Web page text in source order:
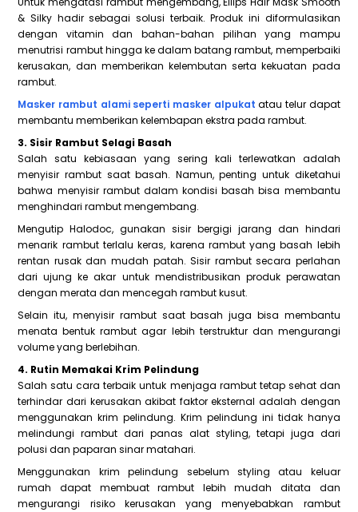
& Silky hadir sebagai solusi terbaik. Produk ini diformulasikan
dengan vitamin dan bahan-bahan pilihan yang mampu
menutrisi rambut hingga ke dalam batang rambut, memperbaiki
kerusakan, dan memberikan kelembutan serta kekuatan pada
rambut.
Masker rambut alami seperti masker alpukat atau telur dapat
membantu memberikan kelembapan ekstra pada rambut.
3. Sisir Rambut Selagi Basah
Salah satu kebiasaan yang sering kali terlewatkan adalah
menyisir rambut saat basah. Namun, penting untuk diketahui
bahwa menyisir rambut dalam kondisi basah bisa membantu
menghindari rambut mengembang.
Mengutip Halodoc, gunakan sisir bergigi jarang dan hindari
menarik rambut terlalu keras, karena rambut yang basah lebih
rentan rusak dan mudah patah. Sisir rambut secara perlahan
dari ujung ke akar untuk mendistribusikan produk perawatan
dengan merata dan mencegah rambut kusut.
Selain itu, menyisir rambut saat basah juga bisa membantu
menata bentuk rambut agar lebih terstruktur dan mengurangi
volume yang berlebihan.
4. Rutin Memakai Krim Pelindung
Salah satu cara terbaik untuk menjaga rambut tetap sehat dan
terhindar dari kerusakan akibat faktor eksternal adalah dengan
menggunakan krim pelindung. Krim pelindung ini tidak hanya
melindungi rambut dari panas alat styling, tetapi juga dari
polusi dan paparan sinar matahari.
Menggunakan krim pelindung sebelum styling atau keluar
rumah dapat membuat rambut lebih mudah ditata dan
mengurangi risiko kerusakan yang menyebabkan rambut